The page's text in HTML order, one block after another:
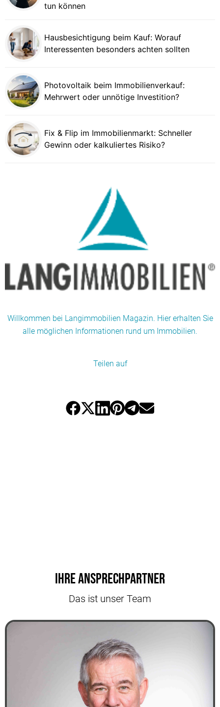
tun können
Hausbesichtigung beim Kauf: Worauf
Interessenten besonders achten sollten
Photovoltaik beim Immobilienverkauf:
Mehrwert oder unnötige Investition?
Fix & Flip im Immobilienmarkt: Schneller
Gewinn oder kalkuliertes Risiko?
Willkommen bei Langimmobilien Magazin. Hier erhalten Sie
alle möglichen Informationen rund um Immobilien.
Teilen auf
Ihre Ansprechpartner
Das ist unser Team